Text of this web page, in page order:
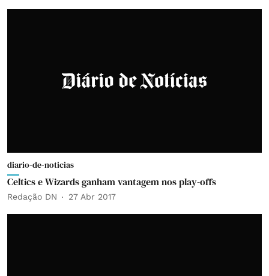
diario-de-noticias
Celtics e Wizards ganham vantagem nos play-offs
Redação DN 27 Abr 2017